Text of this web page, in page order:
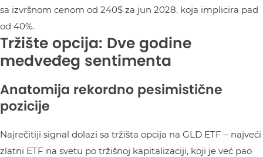
sa izvršnom cenom od 240$ za jun 2028. koja implicira pad
od 40%.
Tržište opcija: Dve godine
medveđeg sentimenta
Anatomija rekordno pesimistične
pozicije
Najrečitiji signal dolazi sa tržišta opcija na GLD ETF – najveći
zlatni ETF na svetu po tržišnoj kapitalizaciji, koji je već pao